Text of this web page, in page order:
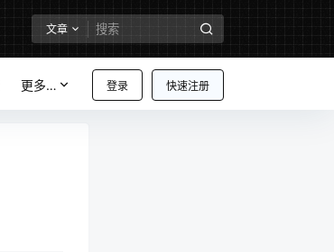
文章
登录 快速注册
更多…